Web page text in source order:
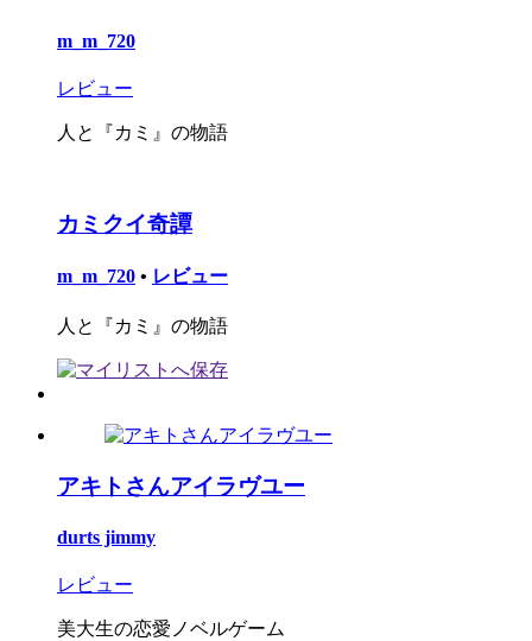
m_m_720
レビュー
人と『カミ』の物語
カミクイ奇譚
m_m_720 • レビュー
人と『カミ』の物語
アキトさんアイラヴユー
durts jimmy
レビュー
美大生の恋愛ノベルゲーム